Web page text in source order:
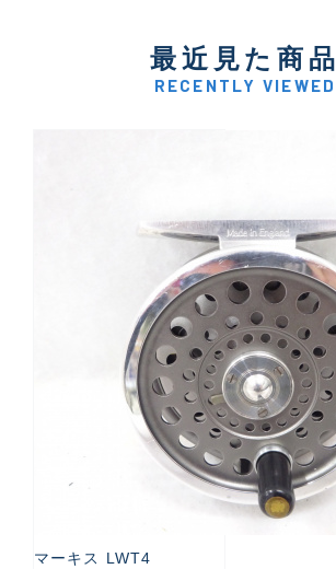
最近見た商品
RECENTLY VIEWED
マーキス LWT4